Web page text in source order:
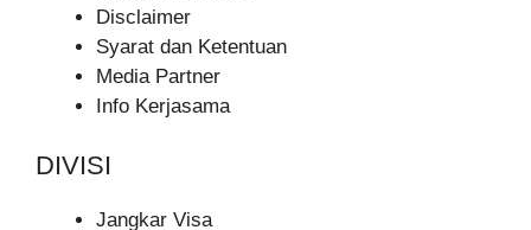
Disclaimer
Syarat dan Ketentuan
Media Partner
Info Kerjasama
DIVISI
Jangkar Visa